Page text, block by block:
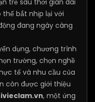
trẻ sau thời gian dài
bắt nhịp lại với
đang ngày càng
dụng, chương trình
trường, chọn nghề
tế và nhu cầu của
còn được giới thiệu
, một ứng